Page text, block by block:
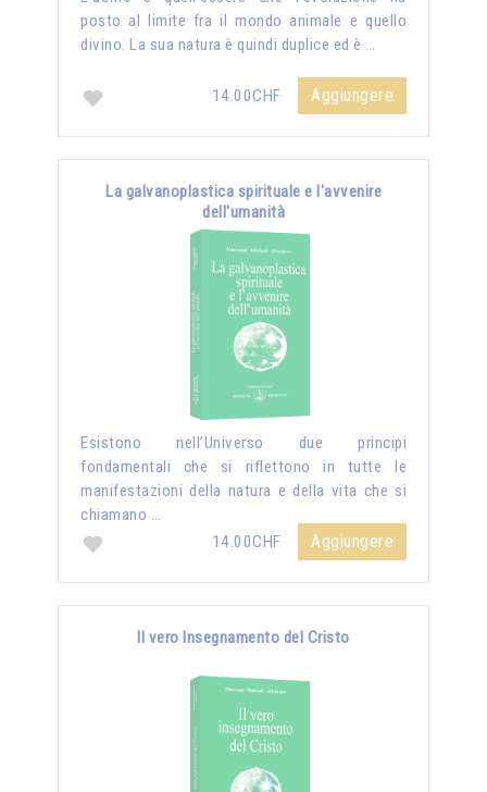
posto al limite fra il mondo animale e quello
divino. La sua natura è quindi duplice ed è …
14.00CHF Aggiungere
La galvanoplastica spirituale e l'avvenire
dell'umanità
Esistono nell’Universo due principi
fondamentali che si riflettono in tutte le
manifestazioni della natura e della vita che si
chiamano …
14.00CHF
Aggiungere
Il vero Insegnamento del Cristo